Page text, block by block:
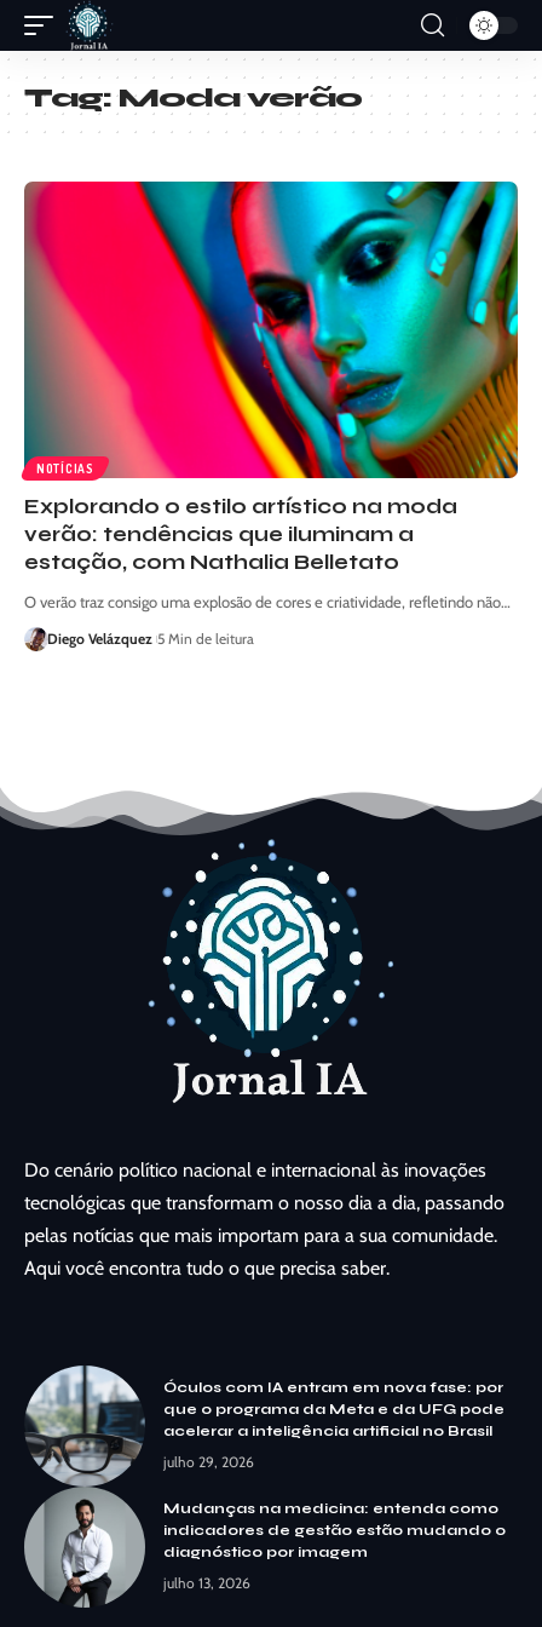
Tag:Moda verão
NOTÍCIAS
Explorando o estilo artístico na moda
verão: tendências que iluminam a
estação, com Nathalia Belletato
O verão traz consigo uma explosão de cores e criatividade, refletindo não…
Diego Velázquez 5 Min de leitura
Do cenário político nacional e internacional às inovações
tecnológicas que transformam o nosso dia a dia, passando
pelas notícias que mais importam para a sua comunidade.
Aqui você encontra tudo o que precisa saber.
Óculos com IA entram em nova fase: por
que o programa da Meta e da UFG pode
acelerar a inteligência artificial no Brasil
julho 29, 2026
Mudanças na medicina: entenda como
indicadores de gestão estão mudando o
diagnóstico por imagem
julho 13, 2026